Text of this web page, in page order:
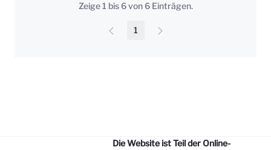
Zeige 1 bis 6 von 6 Einträgen.
Seite
1
Die Website ist Teil der Online-